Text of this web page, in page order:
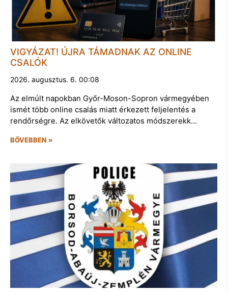
VIGYÁZAT! ÚJRA TÁMADNAK AZ ONLINE
CSALÓK
2026. augusztus. 6. 00:08
Az elmúlt napokban Győr-Moson-Sopron vármegyében
ismét több online csalás miatt érkezett feljelentés a
rendőrségre. Az elkövetők változatos módszerekk…
BŐVEBBEN »